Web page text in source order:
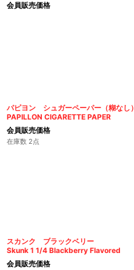
会員販売価格
パピヨン シュガーペーパー（糊なし）
PAPILLON CIGARETTE PAPER
会員販売価格
在庫数 2点
スカンク ブラックベリー
Skunk 1 1/4 Blackberry Flavored
会員販売価格